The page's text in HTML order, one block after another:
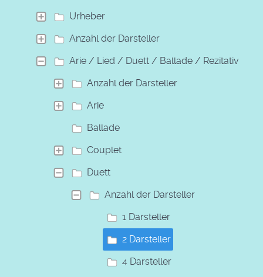
Urheber
Anzahl der Darsteller
Arie / Lied / Duett / Ballade / Rezitativ
Anzahl der Darsteller
Arie
Ballade
Couplet
Duett
Anzahl der Darsteller
1 Darsteller
2 Darsteller
4 Darsteller